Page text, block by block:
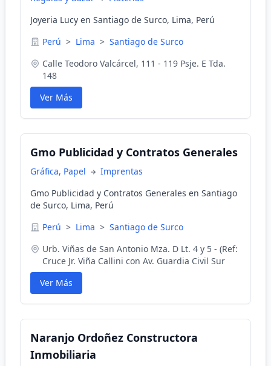
Joyeria Lucy en Santiago de Surco, Lima, Perú
Perú > Lima > Santiago de Surco
Calle Teodoro Valcárcel, 111 - 119 Psje. E Tda.
148
Ver Más
Gmo Publicidad y Contratos Generales
Gráfica, Papel
Imprentas
Gmo Publicidad y Contratos Generales en Santiago
de Surco, Lima, Perú
Perú > Lima > Santiago de Surco
Urb. Viñas de San Antonio Mza. D Lt. 4 y 5 - (Ref:
Cruce Jr. Viña Callini con Av. Guardia Civil Sur
Ver Más
Naranjo Ordoñez Constructora
Inmobiliaria